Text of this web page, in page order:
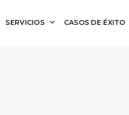
SERVICIOS CASOS DE ÉXITO